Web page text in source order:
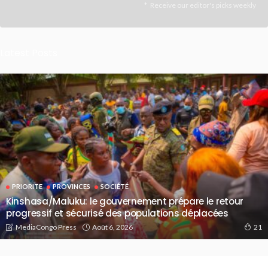
Receive our editor's picks weekly
PRIORITE PROVINCES SOCIÉTÉ
Kinshasa/Maluku: le gouvernement prépare le retour
progressif et sécurisé des populations déplacées
MediaCongo Press Août 6, 2026 21